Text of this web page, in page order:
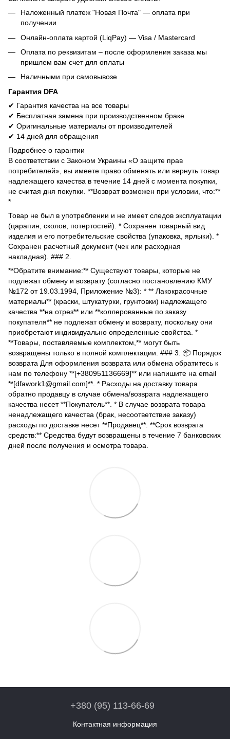
Наложенный платеж "Новая Почта" — оплата при
получении
Онлайн-оплата картой (LiqPay) — Visa / Mastercard
Оплата по реквизитам – после оформления заказа мы
пришлем вам счет для оплаты
Наличными при самовывозе
Гарантия DFA
✔ Гарантия качества на все товары
✔ Бесплатная замена при производственном браке
✔ Оригинальные материалы от производителей
✔ 14 дней для обращения
Подробнее о гарантии
В соответствии с Законом Украины «О защите прав
потребителей», вы имеете право обменять или вернуть товар
надлежащего качества в течение 14 дней с момента покупки,
не считая дня покупки. **Возврат возможен при условии, что:**
*
Товар не был в употреблении и не имеет следов эксплуатации
(царапин, сколов, потертостей). * Сохранен товарный вид
изделия и его потребительские свойства (упаковка, ярлыки). *
Сохранен расчетный документ (чек или расходная
накладная). ### 2.
**Обратите внимание:** Существуют товары, которые не
подлежат обмену и возврату (согласно постановлению КМУ
№172 от 19.03.1994, Приложение №3): * ** Лакокрасочные
материалы** (краски, штукатурки, грунтовки) надлежащего
качества **на отрез** или **коллерованные по заказу
покупателя** не подлежат обмену и возврату, поскольку они
приобретают индивидуально определенные свойства. *
**Товары, поставляемые комплектом,** могут быть
возвращены только в полной комплектации. ### 3. 📦 Порядок
возврата Для оформления возврата или обмена обратитесь к
нам по телефону **[+380951136669]** или напишите на email
**[dfawork1@gmail.com]**. * Расходы на доставку товара
обратно продавцу в случае обмена/возврата надлежащего
качества несет **Покупатель**. * В случае возврата товара
ненадлежащего качества (брак, несоответствие заказу)
расходы по доставке несет **Продавец**. **Срок возврата
средств:** Средства будут возвращены в течение 7 банковских
дней после получения и осмотра товара.
+380 (95) 113-66-69
Контактная информация